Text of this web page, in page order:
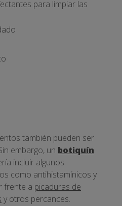
para limpiar las
también pueden ser
embargo, un botiquín
incluir algunos
como antihistamínicos y
frente a picaduras de
y otros percances.